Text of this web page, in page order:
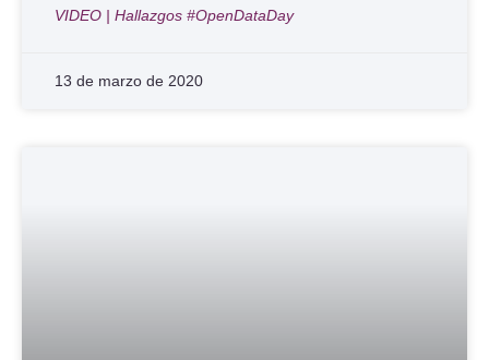
VIDEO | Hallazgos #OpenDataDay
13 de marzo de 2020